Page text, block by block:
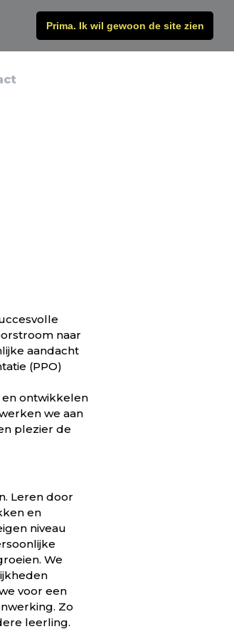
Prima. Ik wil gewoon de site zien
zoeken
naar
aandacht
(PPO)
ontwikkelen
we aan
plezier de
Leren door
en
niveau
We
voor een
Zo
leerling.